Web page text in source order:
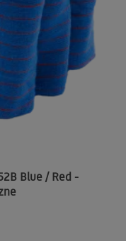
Blue / Red -